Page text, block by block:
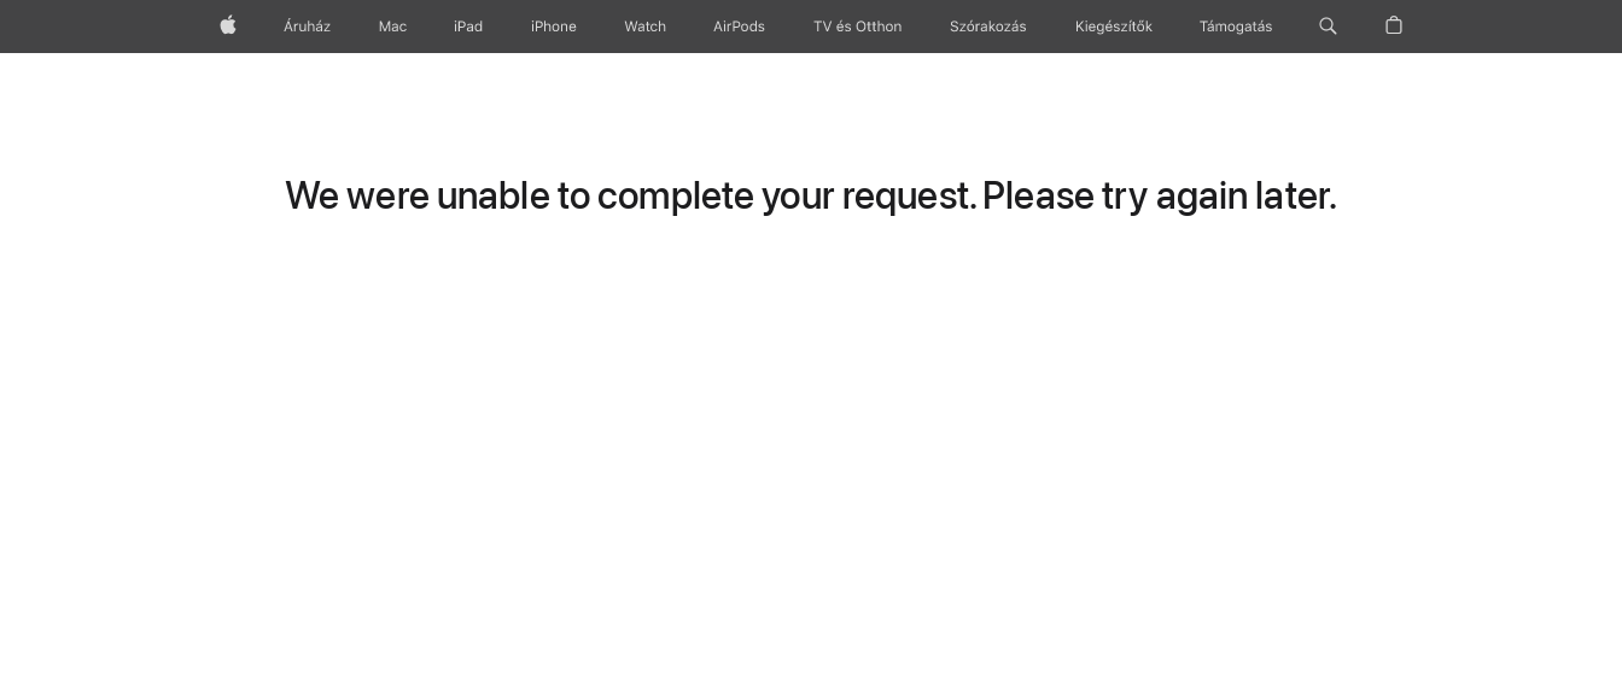
AppleÁruház Mac iPad iPhone Watch AirPods TV és Otthon Szórakozás Kiegészítők Támogatás
We were unable to complete your request. Please try again later.